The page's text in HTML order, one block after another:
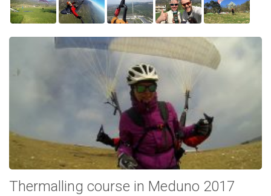
Thermalling course in Meduno 2017